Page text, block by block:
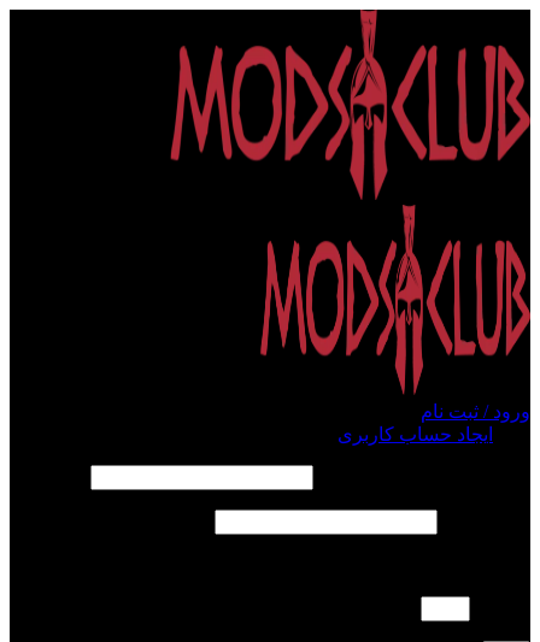
ورود / ثبت نام
ایجاد حساب کاربری